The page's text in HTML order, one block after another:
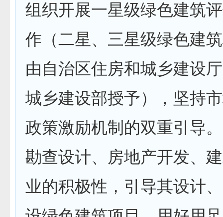
组织开展一星级绿色建筑
作（二星、三星级绿色建
由自治区住房和城乡建设
城乡建设部授予），坚持
政策激励机制的双重引导
勘查设计、房地产开发、
业的积极性，引导其设计